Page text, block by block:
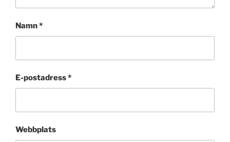
Namn*
E-postadress*
Webbplats